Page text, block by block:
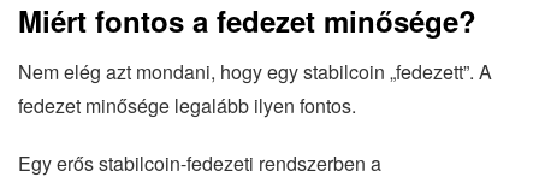
Miért fontos a fedezet minősége?
Nem elég azt mondani, hogy egy stabilcoin „fedezett”. A
fedezet minősége legalább ilyen fontos.
Egy erős stabilcoin-fedezeti rendszerben a